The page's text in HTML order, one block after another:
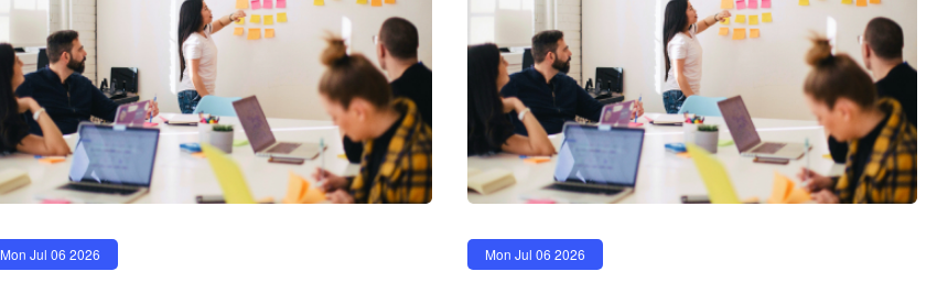
Mon Jul 06 2026 Mon Jul 06 2026